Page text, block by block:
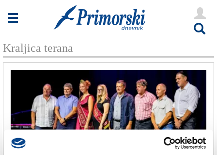
Novice
Goriška
Kultura
Še
Vreme
Kraljica terana